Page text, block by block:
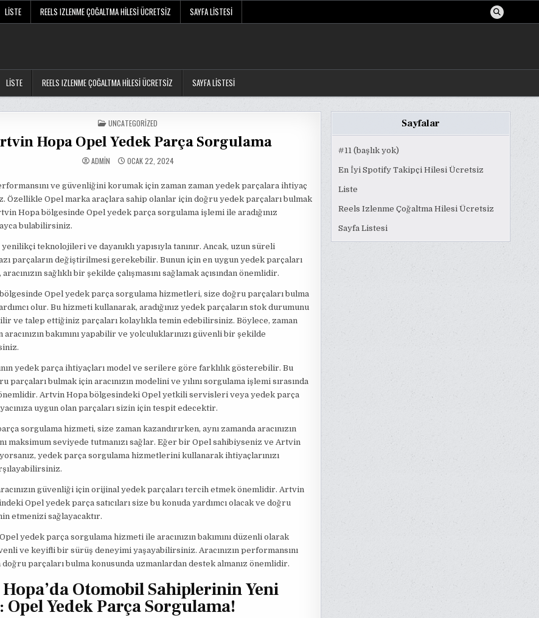
LISTE REELS IZLENME ÇOĞALTMA HILESI ÜCRETSIZ SAYFA LISTESI
LISTE REELS IZLENME ÇOĞALTMA HILESI ÜCRETSIZ SAYFA LISTESI
POSTED
IN
UNCATEGORIZED
Hopa Opel Yedek Parça Sorgulama
ADMIN OCAK 22, 2024
ve güvenliğini korumak için zaman zaman yedek parçalara ihtiyaç
Özellikle Opel marka araçlara sahip olanlar için doğru yedek parçaları bulmak
Hopa bölgesinde Opel yedek parça sorgulama işlemi ile aradığınız
bulabilirsiniz.
teknolojileri ve dayanıklı yapısıyla tanınır. Ancak, uzun süreli
parçaların değiştirilmesi gerekebilir. Bunun için en uygun yedek parçaları
sağlıklı bir şekilde çalışmasını sağlamak açısından önemlidir.
Opel yedek parça sorgulama hizmetleri, size doğru parçaları bulma
olur. Bu hizmeti kullanarak, aradığınız yedek parçaların stok durumunu
ve talep ettiğiniz parçaları kolaylıkla temin edebilirsiniz. Böylece, zaman
bakımını yapabilir ve yolculuklarınızı güvenli bir şekilde
yedek parça ihtiyaçları model ve serilere göre farklılık gösterebilir. Bu
parçaları bulmak için aracınızın modelini ve yılını sorgulama işlemi sırasında
Artvin Hopa bölgesindeki Opel yetkili servisleri veya yedek parça
uygun olan parçaları sizin için tespit edecektir.
sorgulama hizmeti, size zaman kazandırırken, aynı zamanda aracınızın
maksimum seviyede tutmanızı sağlar. Eğer bir Opel sahibiyseniz ve Artvin
yedek parça sorgulama hizmetlerini kullanarak ihtiyaçlarınızı
güvenliği için orijinal yedek parçaları tercih etmek önemlidir. Artvin
Opel yedek parça satıcıları size bu konuda yardımcı olacak ve doğru
etmenizi sağlayacaktır.
yedek parça sorgulama hizmeti ile aracınızın bakımını düzenli olarak
ve keyifli bir sürüş deneyimi yaşayabilirsiniz. Aracınızın performansını
parçaları bulma konusunda uzmanlardan destek almanız önemlidir.
Otomobil Sahiplerinin Yeni
Opel Yedek Parça Sorgulama!
Sayfalar
#11 (başlık yok)
En İyi Spotify Takipçi Hilesi Ücretsiz
Liste
Reels Izlenme Çoğaltma Hilesi Ücretsiz
Sayfa Listesi